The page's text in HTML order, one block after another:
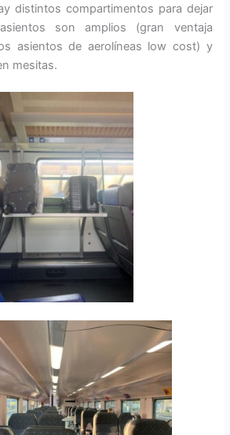
distintos compartimentos para dejar
son amplios (gran ventaja
asientos de aerolíneas low cost) y
mesitas.